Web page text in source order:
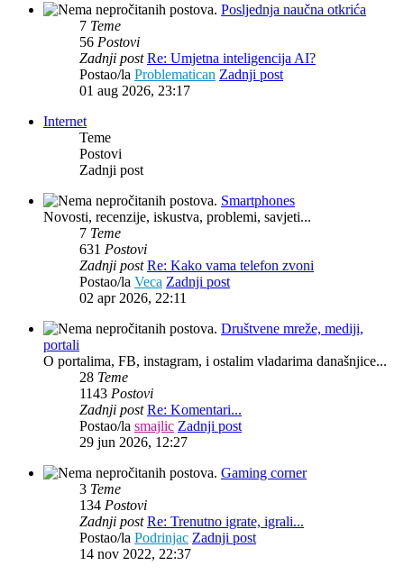
Posljednja naučna otkrića
7 Teme
56 Postovi
Zadnji post Re: Umjetna inteligencija AI?
Postao/la Problematican Zadnji post
01 aug 2026, 23:17
Internet
Teme
Postovi
Zadnji post
Smartphones
Novosti, recenzije, iskustva, problemi, savjeti...
7 Teme
631 Postovi
Zadnji post Re: Kako vama telefon zvoni
Postao/la Veca Zadnji post
02 apr 2026, 22:11
Društvene mreže, mediji,
portali
O portalima, FB, instagram, i ostalim vladarima današnjice...
28 Teme
1143 Postovi
Zadnji post Re: Komentari...
Postao/la smajlic Zadnji post
29 jun 2026, 12:27
Gaming corner
3 Teme
134 Postovi
Zadnji post Re: Trenutno igrate, igrali...
Postao/la Podrinjac Zadnji post
14 nov 2022, 22:37